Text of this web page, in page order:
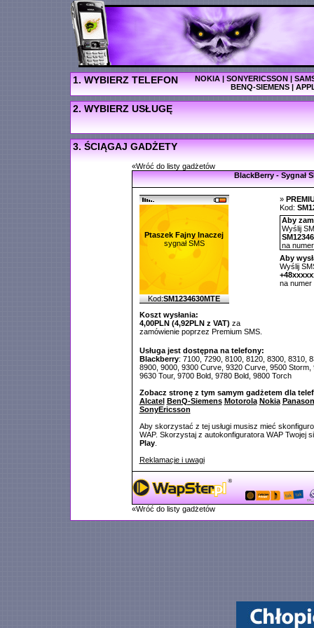
1. WYBIERZ TELEFON NOKIA|SONYERICSSON|
BENQ-SIEMENS|
2. WYBIERZ USŁUGĘ
3. ŚCIĄGAJ GADŻETY
«Wróć do listy gadżetów
BlackBerry - Sygnał
Ptaszek Fajny Inaczej
sygnał SMS
Kod:SM1234630MTE
Koszt wysłania:
4,00PLN (4,92PLN z VAT) za
zamówienie poprzez Premium SMS.
»
Kod:
Aby
Wyślij
na
Aby
Wyślij
na numer
Usługa jest dostępna na telefony:
Blackberry: 7100, 7290, 8100, 8120, 8300, 8310,
8900, 9000, 9300 Curve, 9320 Curve, 9500 Storm,
9630 Tour, 9700 Bold, 9780 Bold, 9800 Torch
Zobacz stronę z tym samym gadżetem dla
Alcatel BenQ-Siemens Motorola Nokia
SonyEricsson
Aby skorzystać z tej usługi musisz mieć
WAP. Skorzystaj z autokonfiguratora WAP Twojej
Play.
Reklamacje i uwagi
«Wróć do listy gadżetów